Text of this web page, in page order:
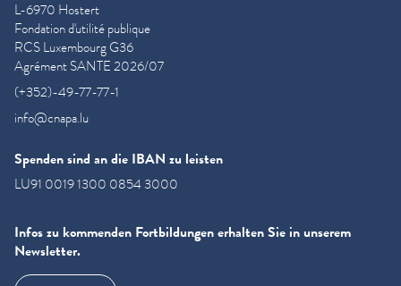
L-6970 Hostert
Fondation d'utilité publique
RCS Luxembourg G36
Agrément SANTE 2026/07
(+352)-49-77-77-1
info@cnapa.lu
Spenden sind an die IBAN zu leisten
LU91 0019 1300 0854 3000
Infos zu kommenden Fortbildungen erhalten Sie in unserem
Newsletter.